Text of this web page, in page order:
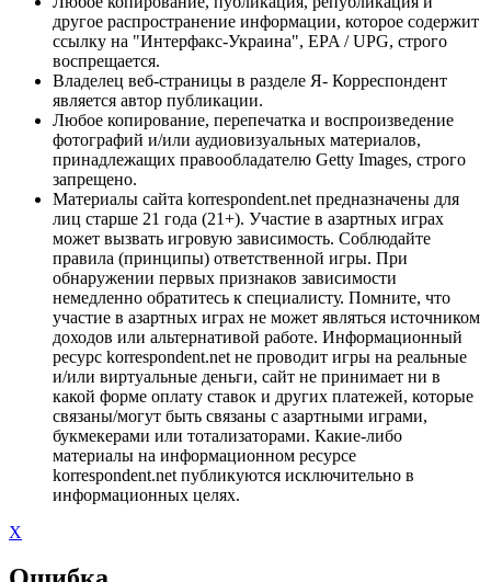
другое распространение информации, которое содержит
ссылку на "Интерфакс-Украина", EPA / UPG, строго
воспрещается.
Владелец веб-страницы в разделе Я- Корреспондент
является автор публикации.
Любое копирование, перепечатка и воспроизведение
фотографий и/или аудиовизуальных материалов,
принадлежащих правообладателю Getty Images, строго
запрещено.
Материалы сайта korrespondent.net предназначены для
лиц старше 21 года (21+). Участие в азартных играх
может вызвать игровую зависимость. Соблюдайте
правила (принципы) ответственной игры. При
обнаружении первых признаков зависимости
немедленно обратитесь к специалисту. Помните, что
участие в азартных играх не может являться источником
доходов или альтернативой работе. Информационный
ресурс korrespondent.net не проводит игры на реальные
и/или виртуальные деньги, сайт не принимает ни в
какой форме оплату ставок и других платежей, которые
связаны/могут быть связаны с азартными играми,
букмекерами или тотализаторами. Какие-либо
материалы на информационном ресурсе
korrespondent.net публикуются исключительно в
информационных целях.
X